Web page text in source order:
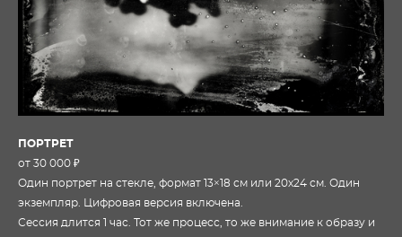
ПОРТРЕТ
от 30 000 ₽
Один портрет на стекле, формат 13×18 см или 20х24 см. Один
экземпляр. Цифровая версия включена.
Сессия длится 1 час. Тот же процесс, то же внимание к образу и